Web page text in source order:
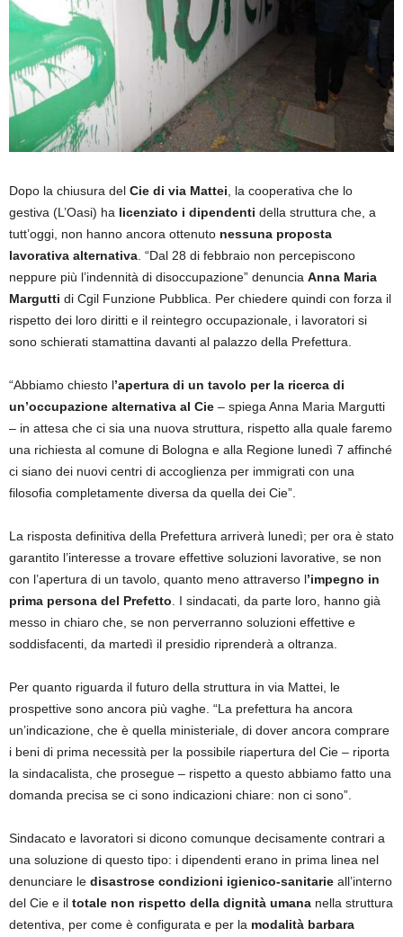
Dopo la chiusura del Cie di via Mattei , la cooperativa che lo
gestiva (L’Oasi) ha licenziato i dipendenti della struttura che, a
tutt’oggi, non hanno ancora ottenuto nessuna proposta
lavorativa alternativa . “Dal 28 di febbraio non percepiscono
neppure più l’indennità di disoccupazione” denuncia Anna Maria
Margutti di Cgil Funzione Pubblica. Per chiedere quindi con forza il
rispetto dei loro diritti e il reintegro occupazionale, i lavoratori si
sono schierati stamattina davanti al palazzo della Prefettura.
“Abbiamo chiesto l’apertura di un tavolo per la ricerca di
un’occupazione alternativa al Cie – spiega Anna Maria Margutti
– in attesa che ci sia una nuova struttura, rispetto alla quale faremo
una richiesta al comune di Bologna e alla Regione lunedì 7 affinché
ci siano dei nuovi centri di accoglienza per immigrati con una
filosofia completamente diversa da quella dei Cie”.
La risposta definitiva della Prefettura arriverà lunedì; per ora è stato
garantito l’interesse a trovare effettive soluzioni lavorative, se non
con l’apertura di un tavolo, quanto meno attraverso l’impegno in
prima persona del Prefetto . I sindacati, da parte loro, hanno già
messo in chiaro che, se non perverranno soluzioni effettive e
soddisfacenti, da martedì il presidio riprenderà a oltranza.
Per quanto riguarda il futuro della struttura in via Mattei, le
prospettive sono ancora più vaghe. “La prefettura ha ancora
un’indicazione, che è quella ministeriale, di dover ancora comprare
i beni di prima necessità per la possibile riapertura del Cie – riporta
la sindacalista, che prosegue – rispetto a questo abbiamo fatto una
domanda precisa se ci sono indicazioni chiare: non ci sono”.
Sindacato e lavoratori si dicono comunque decisamente contrari a
una soluzione di questo tipo: i dipendenti erano in prima linea nel
denunciare le disastrose condizioni igienico-sanitarie all’interno
del Cie e il totale non rispetto della dignità umana nella struttura
detentiva, per come è configurata e per la modalità barbara